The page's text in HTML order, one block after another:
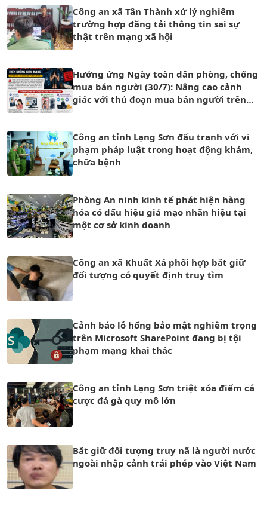
Công an xã Tân Thành xử lý nghiêm
trường hợp đăng tải thông tin sai sự
thật trên mạng xã hội
Hưởng ứng Ngày toàn dân phòng, chống
mua bán người (30/7): Nâng cao cảnh
giác với thủ đoạn mua bán người trên
Công an tỉnh Lạng Sơn đấu tranh với vi
phạm pháp luật trong hoạt động khám,
chữa bệnh
Phòng An ninh kinh tế phát hiện hàng
hóa có dấu hiệu giả mạo nhãn hiệu tại
một cơ sở kinh doanh
Công an xã Khuất Xá phối hợp bắt giữ
đối tượng có quyết định truy tìm
Cảnh báo lỗ hổng bảo mật nghiêm trọng
trên Microsoft SharePoint đang bị tội
phạm mạng khai thác
Công an tỉnh Lạng Sơn triệt xóa điểm cá
cược đá gà quy mô lớn
Bắt giữ đối tượng truy nã là người nước
ngoài nhập cảnh trái phép vào Việt Nam